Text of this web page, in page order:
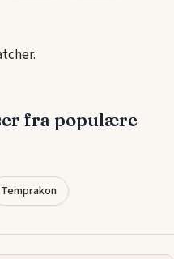
fra populære
Temprakon